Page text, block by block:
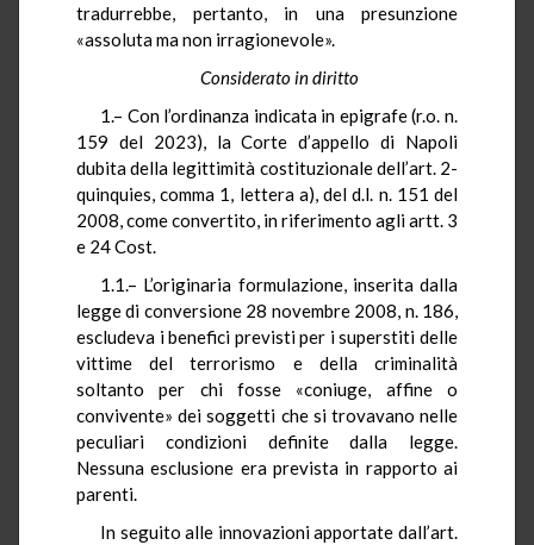
tradurrebbe, pertanto, in una presunzione
«assoluta ma non irragionevole».
Considerato in diritto
1.– Con l’ordinanza indicata in epigrafe (r.o. n.
159 del 2023), la Corte d’appello di Napoli
dubita della legittimità costituzionale dell’art. 2-
quinquies, comma 1, lettera a), del d.l. n. 151 del
2008, come convertito, in riferimento agli artt. 3
e 24 Cost.
1.1.– L’originaria formulazione, inserita dalla
legge di conversione 28 novembre 2008, n. 186,
escludeva i benefici previsti per i superstiti delle
vittime del terrorismo e della criminalità
soltanto per chi fosse «coniuge, affine o
convivente» dei soggetti che si trovavano nelle
peculiari condizioni definite dalla legge.
Nessuna esclusione era prevista in rapporto ai
parenti.
In seguito alle innovazioni apportate dall’art.